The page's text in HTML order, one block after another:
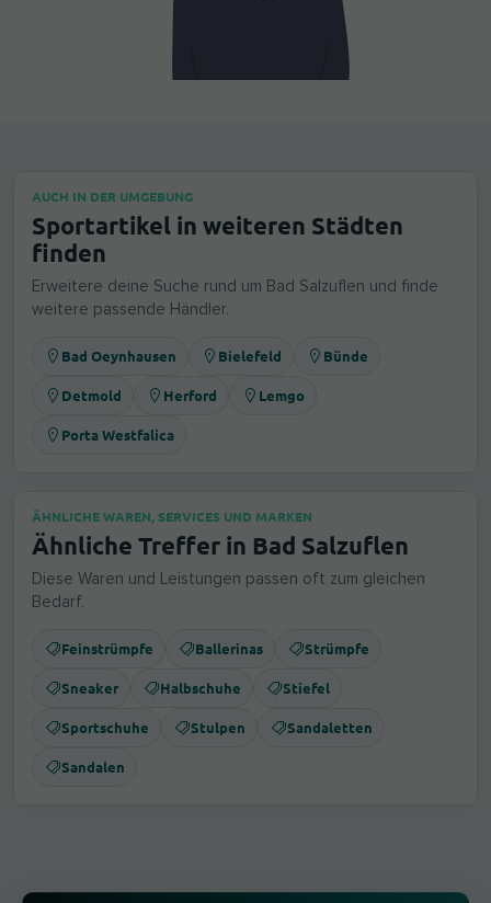
AUCH IN DER UMGEBUNG
Sportartikel in weiteren Städten
finden
Erweitere deine Suche rund um Bad Salzuflen und finde
weitere passende Händler.
Bad Oeynhausen Bielefeld Bünde
Detmold Herford Lemgo
Porta Westfalica
ÄHNLICHE WAREN, SERVICES UND MARKEN
Ähnliche Treffer in Bad Salzuflen
Diese Waren und Leistungen passen oft zum gleichen
Bedarf.
Feinstrümpfe Ballerinas Strümpfe
Sneaker Halbschuhe Stiefel
Sportschuhe Stulpen Sandaletten
Sandalen